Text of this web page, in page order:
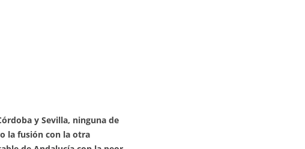
y Sevilla, ninguna de
la fusión con la otra